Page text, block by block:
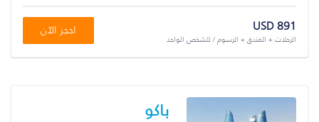
USD 891
الرحلات + الفندق + الرسوم / للشخص الواحد
احجز الآن
باكو